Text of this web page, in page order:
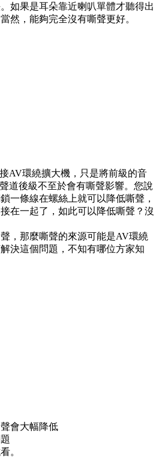
如果是耳朵靠近喇叭單體才聽得出
然，能夠完全沒有嘶聲更好。
AV環繞擴大機，只是將前級的音
道後級不至於會有嘶聲影響。您說
一條線在螺絲上就可以降低嘶聲，
在一起了，如此可以降低嘶聲？沒
，那麼嘶聲的來源可能是AV環繞
決這個問題，不知有哪位方家知
會大幅降低
。